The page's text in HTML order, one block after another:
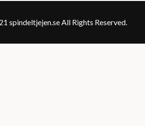
spindeltjejen.se All Rights Reserved.